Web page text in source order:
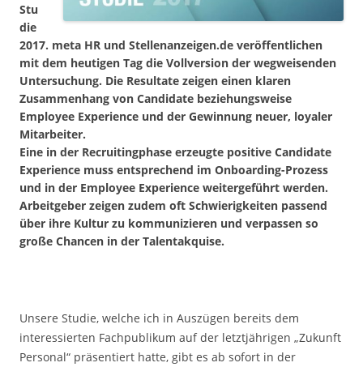
Stu
die
2017. meta HR und Stellenanzeigen.de veröffentlichen
mit dem heutigen Tag die Vollversion der wegweisenden
Untersuchung. Die Resultate zeigen einen klaren
Zusammenhang von Candidate beziehungsweise
Employee Experience und der Gewinnung neuer, loyaler
Mitarbeiter.
Eine in der Recruitingphase erzeugte positive Candidate
Experience muss entsprechend im Onboarding-Prozess
und in der Employee Experience weitergeführt werden.
Arbeitgeber zeigen zudem oft Schwierigkeiten passend
über ihre Kultur zu kommunizieren und verpassen so
große Chancen in der Talentakquise.
Unsere Studie, welche ich in Auszügen bereits dem
interessierten Fachpublikum auf der letztjährigen „Zukunft
Personal“ präsentiert hatte, gibt es ab sofort in der